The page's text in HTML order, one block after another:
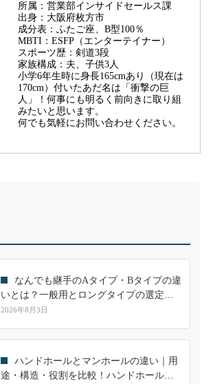
所属：営業部インサイドセールス課
出身：大阪府枚方市
成分表：ふたご座、B型100％
MBTI：ESFP（エンターテイナー）
スポーツ歴：剣道3段
家族構成：夫、子供3人
小学6年生時に身長165cmあり（現在は
170cm）付いたあだ名は「衝撃の巨
人」！何事にも明るく前向きに取り組
みたいと思います。
何でも気軽にお問い合わせください。
なんでも継手のAタイプ・Bタイプの違
いとは？一般用とロングタイプの選定方
法を分かりやすく解説
2026年8月3日
ハンドホールとマンホールの違い｜用
途・構造・役割を比較！ハンドホール用